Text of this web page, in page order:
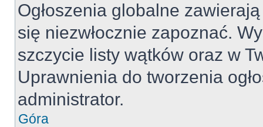
Ogłoszenia globalne
się niezwłocznie zapoznać.
szczycie listy wątków oraz w
Uprawnienia do tworzenia
administrator.
Góra